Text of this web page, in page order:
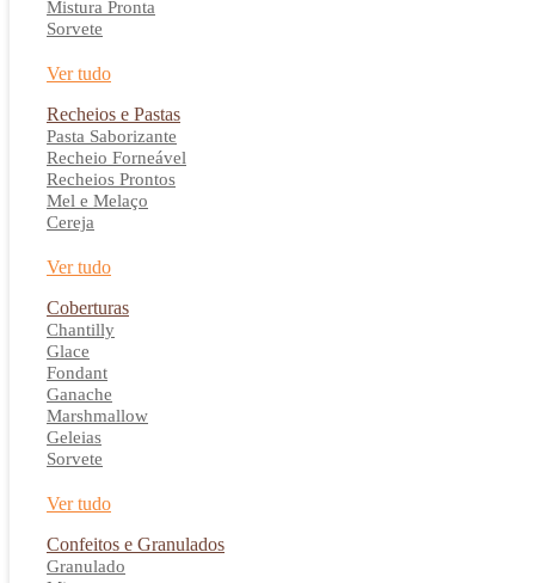
Mistura Pronta
Sorvete
Ver tudo
Recheios e Pastas
Pasta Saborizante
Recheio Forneável
Recheios Prontos
Mel e Melaço
Cereja
Ver tudo
Coberturas
Chantilly
Glace
Fondant
Ganache
Marshmallow
Geleias
Sorvete
Ver tudo
Confeitos e Granulados
Granulado